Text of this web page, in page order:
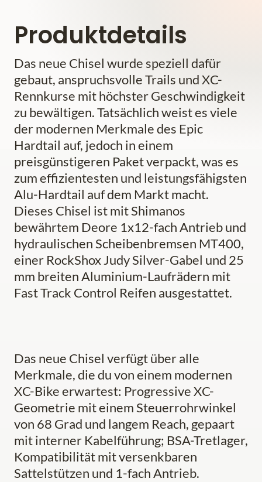
Produktdetails
Das neue Chisel wurde speziell dafür
gebaut, anspruchsvolle Trails und XC-
Rennkurse mit höchster Geschwindigkeit
zu bewältigen. Tatsächlich weist es viele
der modernen Merkmale des Epic
Hardtail auf, jedoch in einem
preisgünstigeren Paket verpackt, was es
zum effizientesten und leistungsfähigsten
Alu-Hardtail auf dem Markt macht.
Dieses Chisel ist mit Shimanos
bewährtem Deore 1x12-fach Antrieb und
hydraulischen Scheibenbremsen MT400,
einer RockShox Judy Silver-Gabel und 25
mm breiten Aluminium-Laufrädern mit
Fast Track Control Reifen ausgestattet.
Das neue Chisel verfügt über alle
Merkmale, die du von einem modernen
XC-Bike erwartest: Progressive XC-
Geometrie mit einem Steuerrohrwinkel
von 68 Grad und langem Reach, gepaart
mit interner Kabelführung; BSA-Tretlager,
Kompatibilität mit versenkbaren
Sattelstützen und 1-fach Antrieb.